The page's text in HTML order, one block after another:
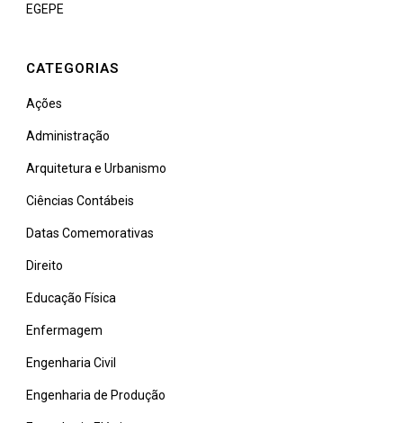
EGEPE
CATEGORIAS
Ações
Administração
Arquitetura e Urbanismo
Ciências Contábeis
Datas Comemorativas
Direito
Educação Física
Enfermagem
Engenharia Civil
Engenharia de Produção